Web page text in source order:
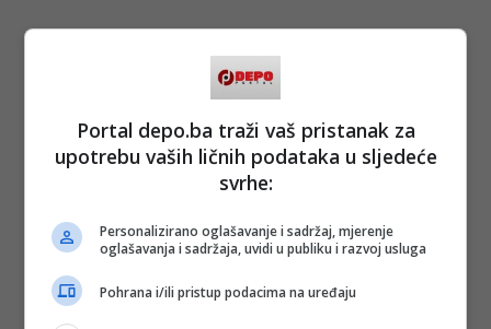
Portal depo.ba traži vaš pristanak za
upotrebu vaših ličnih podataka u sljedeće
svrhe:
Personalizirano oglašavanje i sadržaj, mjerenje
oglašavanja i sadržaja, uvidi u publiku i razvoj usluga
Pohrana i/ili pristup podacima na uređaju